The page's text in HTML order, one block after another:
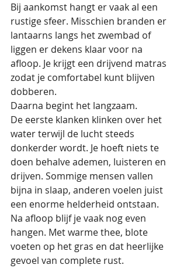
Bij aankomst hangt er vaak al een
rustige sfeer. Misschien branden er
lantaarns langs het zwembad of
liggen er dekens klaar voor na
afloop. Je krijgt een drijvend matras
zodat je comfortabel kunt blijven
dobberen.
Daarna begint het langzaam.
De eerste klanken klinken over het
water terwijl de lucht steeds
donkerder wordt. Je hoeft niets te
doen behalve ademen, luisteren en
drijven. Sommige mensen vallen
bijna in slaap, anderen voelen juist
een enorme helderheid ontstaan.
Na afloop blijf je vaak nog even
hangen. Met warme thee, blote
voeten op het gras en dat heerlijke
gevoel van complete rust.